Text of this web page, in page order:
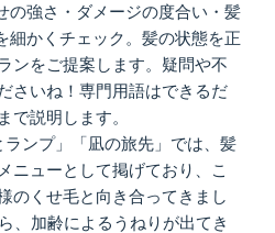
の強さ・ダメージの度合い・髪
細かくチェック。髪の状態を正
ンをご提案します。疑問や不
さいね！専門用語はできるだ
で説明します。
ンプ」「凪の旅先」では、髪
ニューとして掲げており、こ
のくせ毛と向き合ってきまし
、加齢によるうねりが出てき